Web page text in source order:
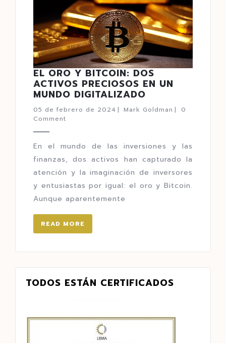
EL ORO Y BITCOIN: DOS
ACTIVOS PRECIOSOS EN UN
MUNDO DIGITALIZADO
05 de febrero de 2024 | Mark Goldman |
0
Comment
En el mundo de las inversiones y las
finanzas, dos activos han capturado la
atención y la imaginación de inversores
y entusiastas por igual: el oro y Bitcoin.
Aunque aparentemente
READ MORE
TODOS ESTÁN CERTIFICADOS